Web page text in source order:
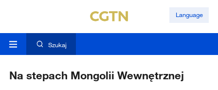
Language
Szukaj
Na stepach Mongolii Wewnętrznej